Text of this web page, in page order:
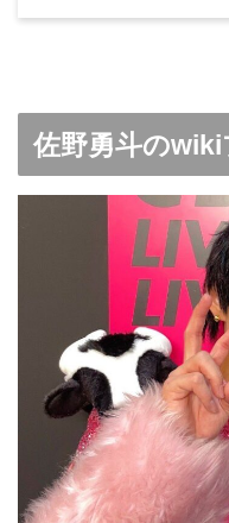
佐野勇斗の